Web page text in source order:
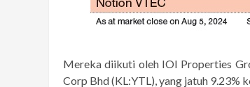
Mereka diikuti oleh IOI Properties
Corp Bhd (KL:YTL), yang jatuh 9.23%